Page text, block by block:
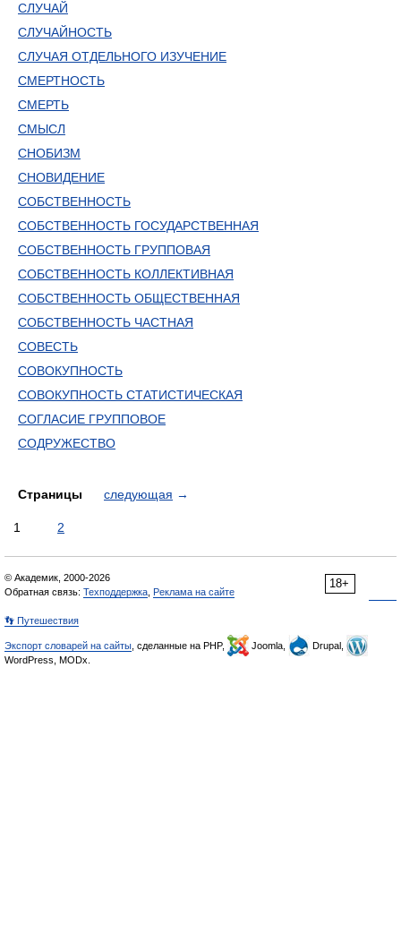
СЛУЧАЙ
СЛУЧАЙНОСТЬ
СЛУЧАЯ ОТДЕЛЬНОГО ИЗУЧЕНИЕ
СМЕРТНОСТЬ
СМЕРТЬ
СМЫСЛ
СНОБИЗМ
СНОВИДЕНИЕ
СОБСТВЕННОСТЬ
СОБСТВЕННОСТЬ ГОСУДАРСТВЕННАЯ
СОБСТВЕННОСТЬ ГРУППОВАЯ
СОБСТВЕННОСТЬ КОЛЛЕКТИВНАЯ
СОБСТВЕННОСТЬ ОБЩЕСТВЕННАЯ
СОБСТВЕННОСТЬ ЧАСТНАЯ
СОВЕСТЬ
СОВОКУПНОСТЬ
СОВОКУПНОСТЬ СТАТИСТИЧЕСКАЯ
СОГЛАСИЕ ГРУППОВОЕ
СОДРУЖЕСТВО
Страницы следующая →
1 2
18+
© Академик, 2000-2026
Обратная связь: Техподдержка Реклама на сайте
👣 Путешествия
Экспорт словарей на сайты , сделанные на PHP, Joomla,
Drupal,
WordPress, MODx.